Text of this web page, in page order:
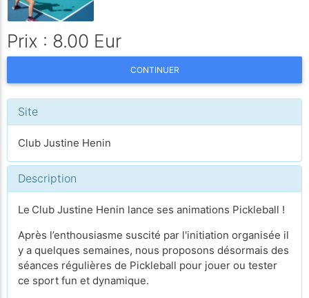
Prix : 8.00 Eur
CONTINUER
Site
Club Justine Henin
Description
Le Club Justine Henin lance ses animations Pickleball !
Après l’enthousiasme suscité par l'initiation organisée il
y a quelques semaines, nous proposons désormais des
séances régulières de Pickleball pour jouer ou tester
ce sport fun et dynamique.